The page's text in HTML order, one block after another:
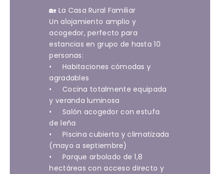
🏡 La Casa Rural Familiar
Un alojamiento amplio y
acogedor, perfecto para
estancias en grupo de hasta 10
personas:
• Habitaciones cómodas y
agradables
• Cocina totalmente equipada
y veranda luminosa
• Salón acogedor con estufa
de leña
• Piscina cubierta y climatizada
(mayo a septiembre)
• Parque arbolado de 1,8
hectáreas con acceso directo y